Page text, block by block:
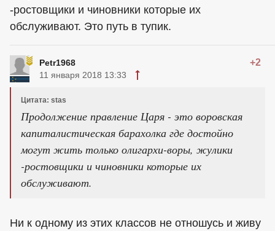
-ростовщики и чиновники которые их
обслуживают. Это путь в тупик.
Petr1968 +2
11 января 2018 13:33
Цитата: stas
Продолжение правление Царя - это воровская
капиталистическая барахолка где достойно
могут жить только олигархи-воры, жулики
-ростовщики и чиновники которые их
обслуживают.
Ни к одному из этих классов не отношусь и живу